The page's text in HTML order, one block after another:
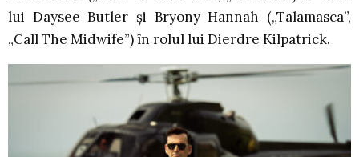
lui Daysee Butler și Bryony Hannah („Talamasca”,
„Call The Midwife”) în rolul lui Dierdre Kilpatrick.